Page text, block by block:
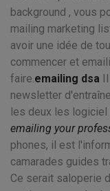
background , vous
mailing marketing
avoir une idée de
commencer et
faire.emailing dsa
newsletter
les deux les logiciel
emailing your
phones, il est
camarades guides
Ce serait saloperie